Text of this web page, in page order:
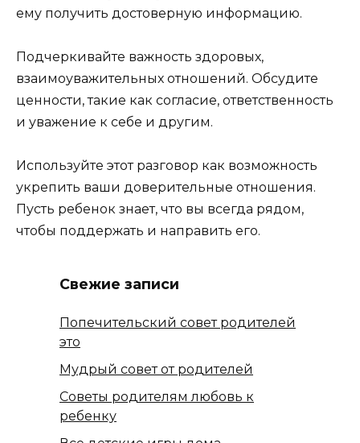
ему получить достоверную информацию.
Подчеркивайте важность здоровых,
взаимоуважительных отношений. Обсудите
ценности, такие как согласие, ответственность
и уважение к себе и другим.
Используйте этот разговор как возможность
укрепить ваши доверительные отношения.
Пусть ребенок знает, что вы всегда рядом,
чтобы поддержать и направить его.
Свежие записи
Попечительский совет родителей
это
Мудрый совет от родителей
Советы родителям любовь к
ребенку